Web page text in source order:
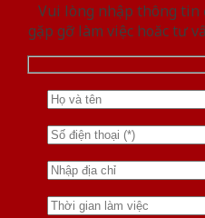
Vui lòng nhập thông tin
gặp gỡ làm việc hoăc tư